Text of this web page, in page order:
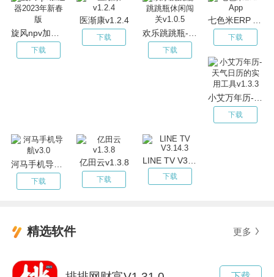
下载
医渐康v1.2.4
下载
下载
下载
下载
下载
亿田云v1.3.8
下载 下载
精选软件 更多